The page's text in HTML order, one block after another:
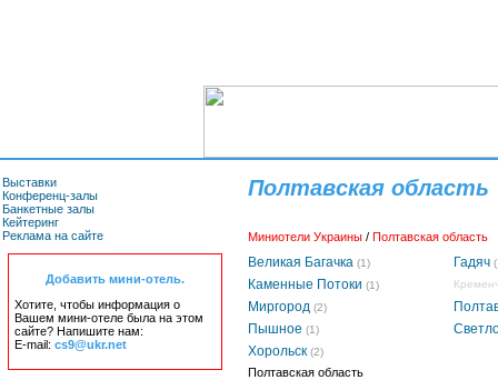
Выставки
Конференц-залы
Банкетные залы
Кейтеринг
Реклама на сайте
Добавить мини-отель.
Хотите, чтобы информация о
Вашем мини-отеле была на этом
сайте? Напишите нам:
E-mail: cs9@ukr.net
Полтавская область
Миниотели Украины / Полтавская область
Великая Багачка (1) Гадяч
Каменные Потоки (1)
Миргород (2)
Пышное (1)
Хорольск (2)
Полтавская область